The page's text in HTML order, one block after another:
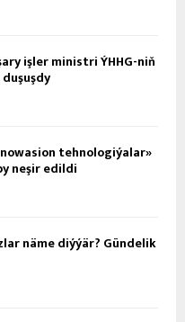
işler ministri ÝHHG-niň
tehnologiýalar»
neşir edildi
näme diýýär? Gündelik